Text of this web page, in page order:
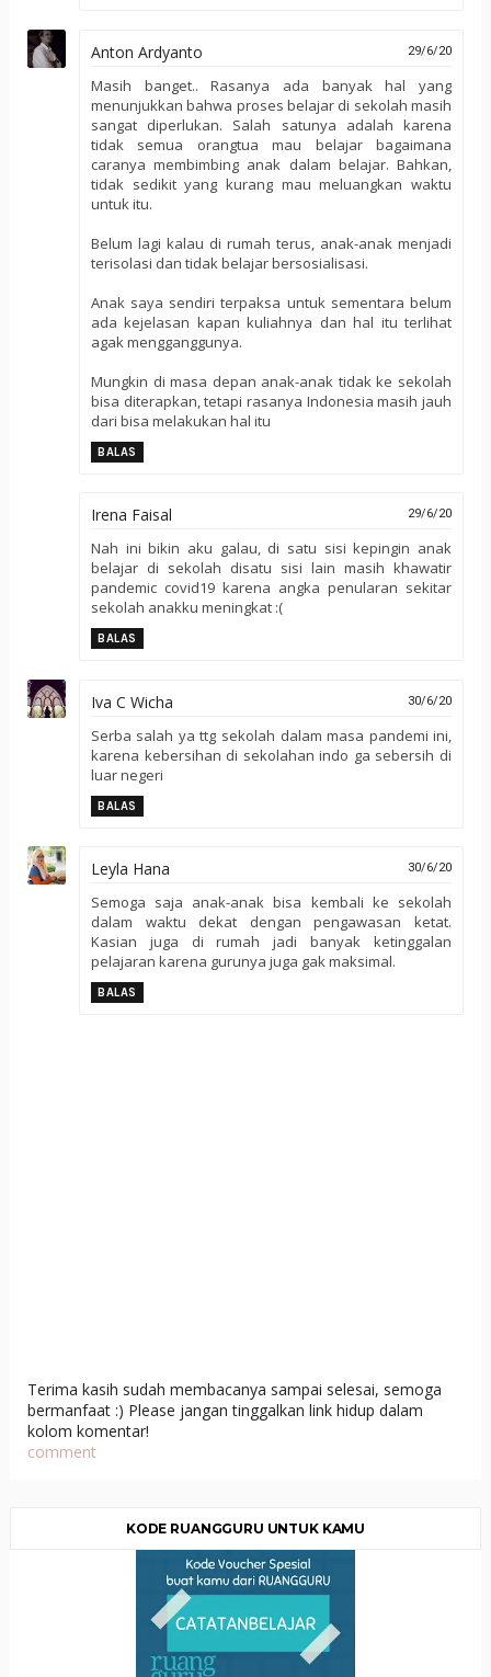
Anton Ardyanto 29/6/20
Masih banget.. Rasanya ada banyak hal yang
menunjukkan bahwa proses belajar di sekolah masih
sangat diperlukan. Salah satunya adalah karena
tidak semua orangtua mau belajar bagaimana
caranya membimbing anak dalam belajar. Bahkan,
tidak sedikit yang kurang mau meluangkan waktu
untuk itu.
Belum lagi kalau di rumah terus, anak-anak menjadi
terisolasi dan tidak belajar bersosialisasi.
Anak saya sendiri terpaksa untuk sementara belum
ada kejelasan kapan kuliahnya dan hal itu terlihat
agak mengganggunya.
Mungkin di masa depan anak-anak tidak ke sekolah
bisa diterapkan, tetapi rasanya Indonesia masih jauh
dari bisa melakukan hal itu
BALAS
Irena Faisal 29/6/20
Nah ini bikin aku galau, di satu sisi kepingin anak
belajar di sekolah disatu sisi lain masih khawatir
pandemic covid19 karena angka penularan sekitar
sekolah anakku meningkat :(
BALAS
Iva C Wicha 30/6/20
Serba salah ya ttg sekolah dalam masa pandemi ini,
karena kebersihan di sekolahan indo ga sebersih di
luar negeri
BALAS
Leyla Hana 30/6/20
Semoga saja anak-anak bisa kembali ke sekolah
dalam waktu dekat dengan pengawasan ketat.
Kasian juga di rumah jadi banyak ketinggalan
pelajaran karena gurunya juga gak maksimal.
BALAS
Terima kasih sudah membacanya sampai selesai, semoga
bermanfaat :) Please jangan tinggalkan link hidup dalam
kolom komentar!
comment
KODE RUANGGURU UNTUK KAMU